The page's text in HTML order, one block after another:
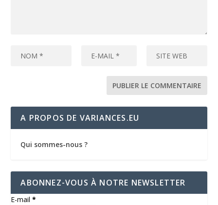
A PROPOS DE VARIANCES.EU
Qui sommes-nous ?
ABONNEZ-VOUS À NOTRE NEWSLETTER
E-mail*